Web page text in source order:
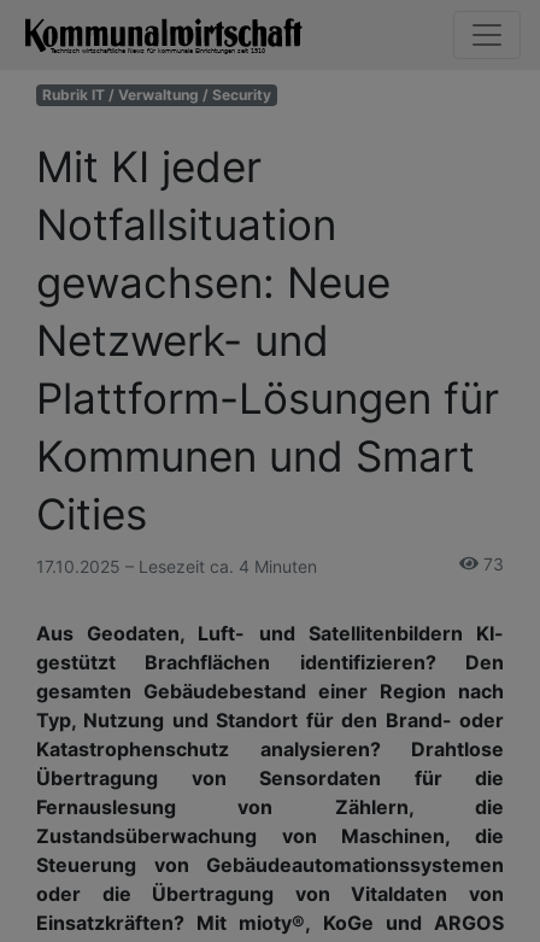
Rubrik IT / Verwaltung / Security
Mit KI jeder
Notfallsituation
gewachsen: Neue
Netzwerk- und
Plattform-Lösungen für
Kommunen und Smart
Cities
17.10.2025 – Lesezeit ca. 4 Minuten 73
Aus Geodaten, Luft- und Satellitenbildern KI-
gestützt Brachflächen identifizieren? Den
gesamten Gebäudebestand einer Region nach
Typ, Nutzung und Standort für den Brand- oder
Katastrophenschutz analysieren? Drahtlose
Übertragung von Sensordaten für die
Fernauslesung von Zählern, die
Zustandsüberwachung von Maschinen, die
Steuerung von Gebäudeautomationssystemen
oder die Übertragung von Vitaldaten von
Einsatzkräften? Mit mioty®, KoGe und ARGOS